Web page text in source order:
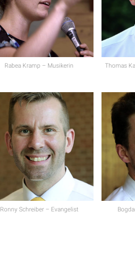
Rabea Kramp – Musikerin Thomas
Ronny Schreiber – Evangelist